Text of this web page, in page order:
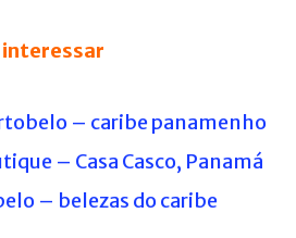
interessar
– caribe panamenho
– Casa Casco, Panamá
– belezas do caribe